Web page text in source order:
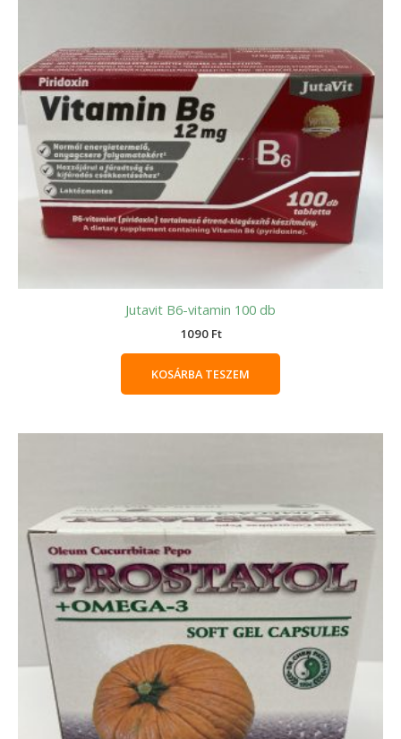
Jutavit B6-vitamin 100 db
1090 Ft
KOSÁRBA TESZEM